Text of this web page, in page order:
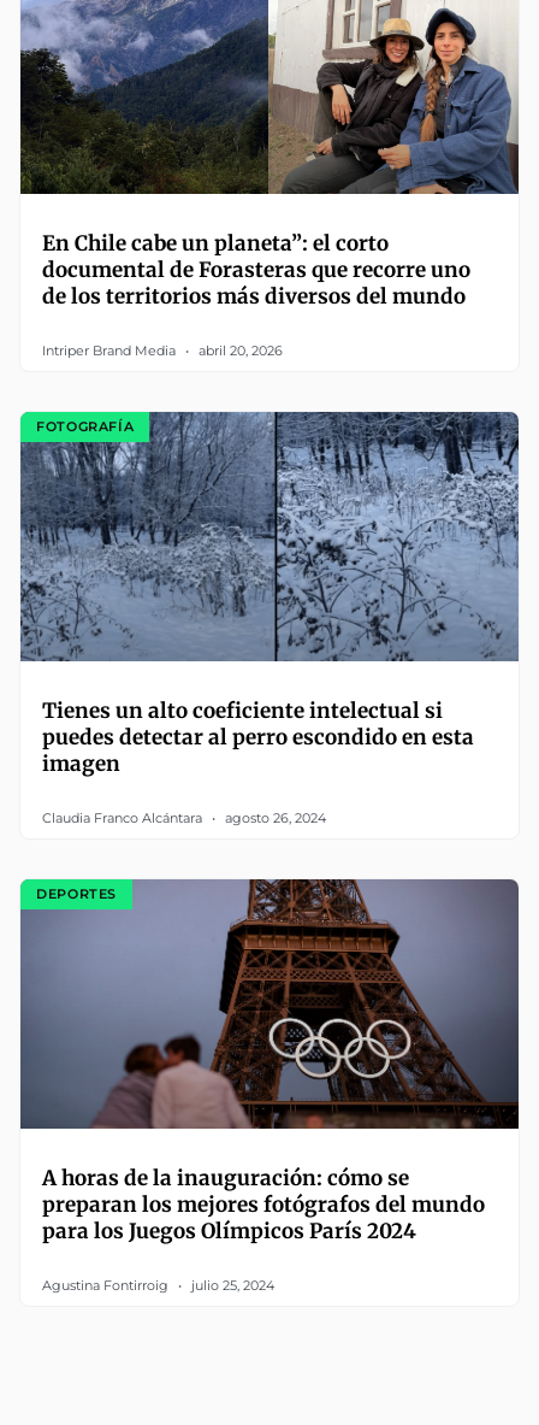
En Chile cabe un planeta”: el corto
documental de Forasteras que recorre uno
de los territorios más diversos del mundo
Intriper Brand Media abril 20, 2026
FOTOGRAFÍA
Tienes un alto coeficiente intelectual si
puedes detectar al perro escondido en esta
imagen
Claudia Franco Alcántara agosto 26, 2024
DEPORTES
A horas de la inauguración: cómo se
preparan los mejores fotógrafos del mundo
para los Juegos Olímpicos París 2024
Agustina Fontirroig julio 25, 2024